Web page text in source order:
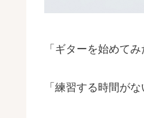
「ギターを始めて
「練習する時間が